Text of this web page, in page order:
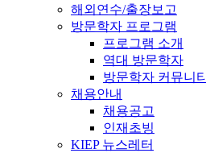
해외연수/출장보고
방문학자 프로그램
프로그램 소개
역대 방문학자
방문학자 커뮤니티
채용안내
채용공고
인재초빙
KIEP 뉴스레터